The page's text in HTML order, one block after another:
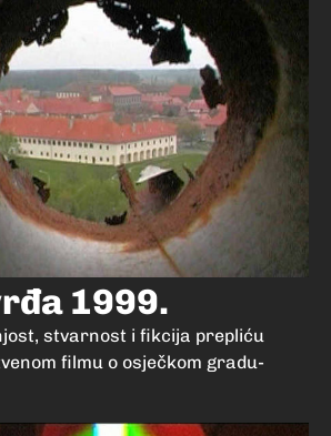
1999.
stvarnost i fikcija prepliću
filmu o osječkom gradu-